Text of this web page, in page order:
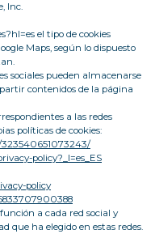
Inc.
el tipo de cookies
Maps, según lo dispuesto
sociales pueden almacenarse
contenidos de la página
a las redes
políticas de cookies:
policy?_l=es_ES
policy
a cada red social y
que ha elegido en estas redes.